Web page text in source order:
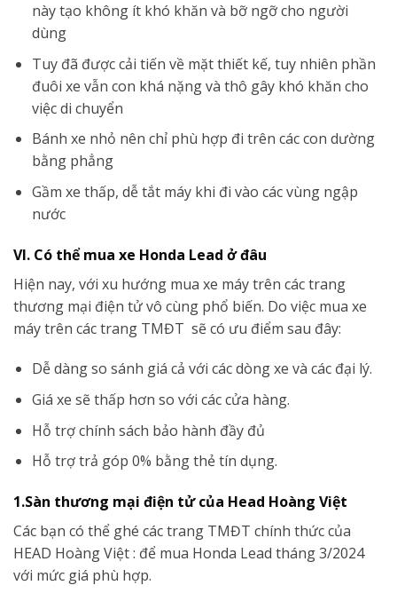
này tạo không ít khó khăn và bỡ ngỡ cho người
dùng
Tuy đã được cải tiến về mặt thiết kế, tuy nhiên phần
đuôi xe vẫn con khá nặng và thô gây khó khăn cho
việc di chuyển
Bánh xe nhỏ nên chỉ phù hợp đi trên các con dường
bằng phẳng
Gầm xe thấp, dễ tắt máy khi đi vào các vùng ngập
nước
VI. Có thể mua xe Honda Lead ở đâu
Hiện nay, với xu hướng mua xe máy trên các trang
thương mại điện tử vô cùng phổ biến. Do việc mua xe
máy trên các trang TMĐT sẽ có ưu điểm sau đây:
Dễ dàng so sánh giá cả với các dòng xe và các đại lý.
Giá xe sẽ thấp hơn so với các cửa hàng.
Hỗ trợ chính sách bảo hành đầy đủ
Hỗ trợ trả góp 0% bằng thẻ tín dụng.
1.Sàn thương mại điện tử của Head Hoàng Việt
Các bạn có thể ghé các trang TMĐT chính thức của
HEAD Hoàng Việt : để mua Honda Lead tháng 3/2024
với mức giá phù hợp.